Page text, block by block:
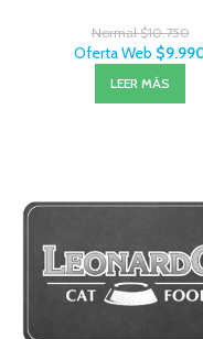
Normal$10.750
Oferta Web $
LEER MÁS